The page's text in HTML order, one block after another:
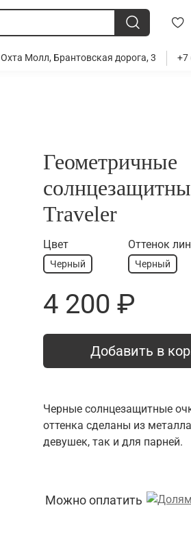
Охта Молл, Брантовская дорога, 3 +7
Геометричные
Traveler
Цвет
Черный
Оттенок
Черный
4 200 ₽
Добавить в
Черные солнцезащитные
оттенка сделаны из
девушек, так и для парней.
Можно оплатить